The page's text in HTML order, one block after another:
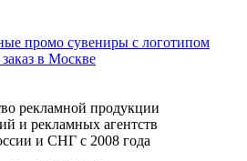
рекламной продукции
и рекламных агентств
и СНГ с 2008 года